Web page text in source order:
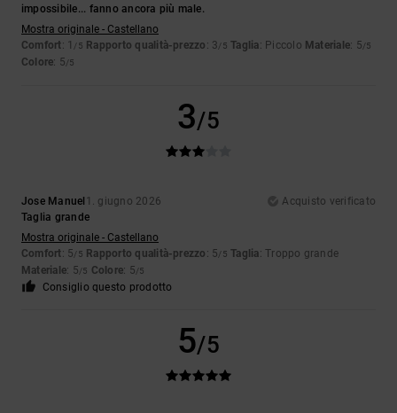
impossibile... fanno ancora più male.
Mostra originale - Castellano
Comfort: 1 /5 Rapporto qualità-prezzo : 3/5 Taglia: Piccolo Materiale: 5/5
Colore: 5/5
3/5
Jose Manuel 1. giugno 2026
Acquisto verificato
Taglia grande
Mostra originale - Castellano
Comfort: 5/5 Rapporto qualità-prezzo : 5/5 Taglia: Troppo grande
Materiale: 5/5 Colore: 5/5
Consiglio questo prodotto
5/5